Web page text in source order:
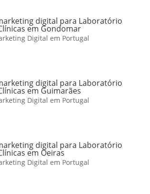
digital para Laboratório
em Gondomar
Digital em Portugal
digital para Laboratório
em Guimarães
Digital em Portugal
digital para Laboratório
em Oeiras
Digital em Portugal